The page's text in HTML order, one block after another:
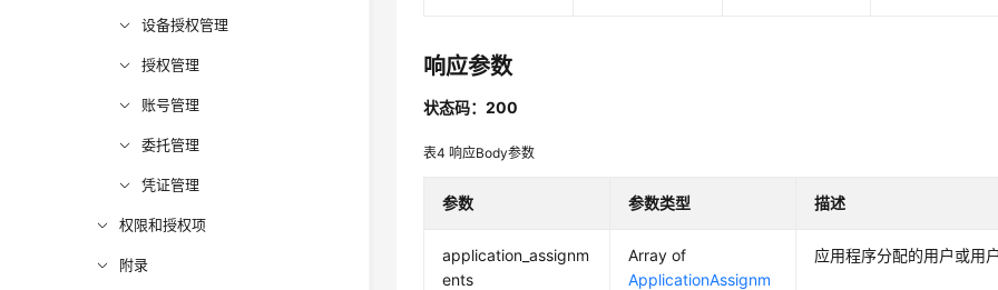
设备授权管理
授权管理
账号管理
委托管理
凭证管理
权限和授权项
附录
响应参数
状态码：200
表4响应Body参数
参数 参数类型 描述
application_assignm
ents
Array of
ApplicationAssignm
应用程序分配的用户或用